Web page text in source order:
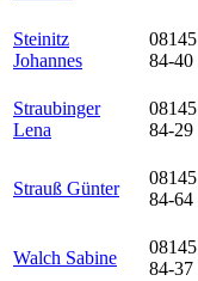
Steinitz
Johannes
08145
84-40
Straubinger
Lena
08145
84-29
Strauß Günter
08145
84-64
Walch Sabine
08145
84-37